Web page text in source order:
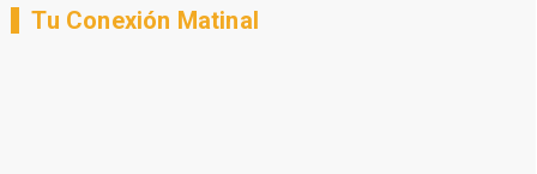
Tu Conexión Matinal